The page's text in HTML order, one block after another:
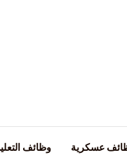
عسكرية وظائف